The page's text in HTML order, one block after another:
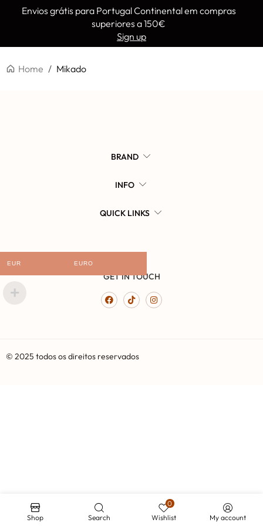
Envios grátis para Portugal Continental em compras
superiores a 150€
Sign up
Home / Mikado
BRAND
INFO
QUICK LINKS
GET IN TOUCH
© 2025 todos os direitos reservados
EUR EURO
Shop Search
0
Wishlist
My account